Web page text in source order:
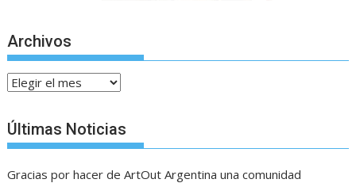
Archivos
Archivos
Últimas Noticias
Gracias por hacer de ArtOut Argentina una comunidad